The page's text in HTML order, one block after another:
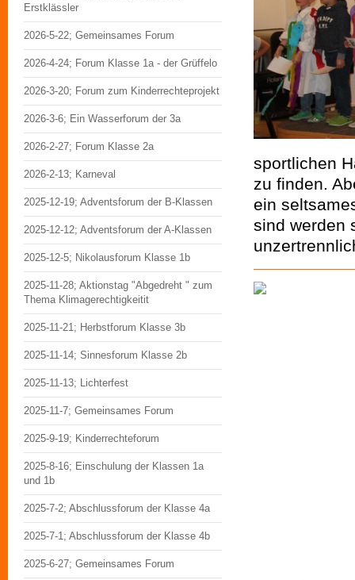
Erstklässler
2026-5-22; Gemeinsames Forum
2026-4-24; Forum Klasse 1a - der Grüffelo
2026-3-20; Forum zum Kinderrechteprojekt
2026-3-6; Ein Wasserforum der 3a
2026-2-27; Forum Klasse 2a
2026-2-13; Karneval
2025-12-19; Adventsforum der B-Klassen
2025-12-12; Adventsforum der A-Klassen
2025-12-5; Nikolausforum Klasse 1b
2025-11-28; Aktionstag "Abgedreht " zum
Thema Klimagerechtigkeitit
2025-11-21; Herbstforum Klasse 3b
2025-11-14; Sinnesforum Klasse 2b
2025-11-13; Lichterfest
2025-11-7; Gemeinsames Forum
2025-9-19; Kinderrechteforum
2025-8-16; Einschulung der Klassen 1a
und 1b
2025-7-2; Abschlussforum der Klasse 4a
2025-7-1; Abschlussforum der Klasse 4b
2025-6-27; Gemeinsames Forum
sportlichen
zu finden.
ein
sind werden